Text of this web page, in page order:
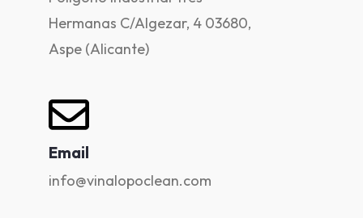
Hermanas C/Algezar, 4 03680,
Aspe (Alicante)
Email
info@vinalopoclean.com